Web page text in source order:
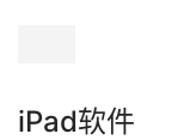
iPad软件